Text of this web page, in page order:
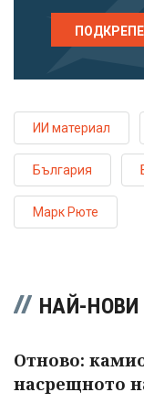
ИИ материал
България
Марк Рюте
НАЙ-НОВИ
Отново:
насрещното